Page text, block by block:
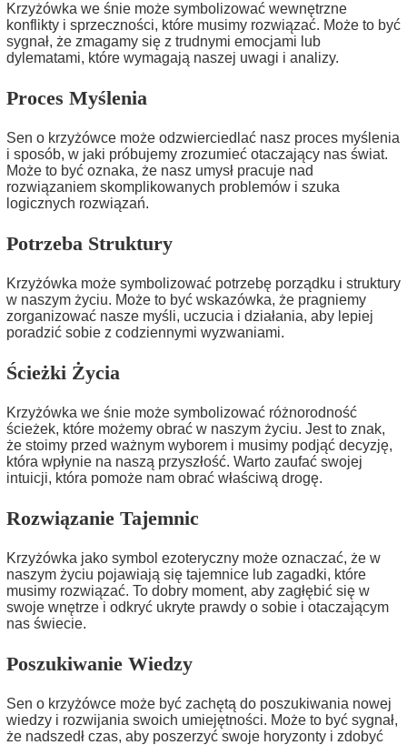
Krzyżówka we śnie może symbolizować wewnętrzne
konflikty i sprzeczności, które musimy rozwiązać. Może to być
sygnał, że zmagamy się z trudnymi emocjami lub
dylematami, które wymagają naszej uwagi i analizy.
Proces Myślenia
Sen o krzyżówce może odzwierciedlać nasz proces myślenia
i sposób, w jaki próbujemy zrozumieć otaczający nas świat.
Może to być oznaka, że nasz umysł pracuje nad
rozwiązaniem skomplikowanych problemów i szuka
logicznych rozwiązań.
Potrzeba Struktury
Krzyżówka może symbolizować potrzebę porządku i struktury
w naszym życiu. Może to być wskazówka, że pragniemy
zorganizować nasze myśli, uczucia i działania, aby lepiej
poradzić sobie z codziennymi wyzwaniami.
Ścieżki Życia
Krzyżówka we śnie może symbolizować różnorodność
ścieżek, które możemy obrać w naszym życiu. Jest to znak,
że stoimy przed ważnym wyborem i musimy podjąć decyzję,
która wpłynie na naszą przyszłość. Warto zaufać swojej
intuicji, która pomoże nam obrać właściwą drogę.
Rozwiązanie Tajemnic
Krzyżówka jako symbol ezoteryczny może oznaczać, że w
naszym życiu pojawiają się tajemnice lub zagadki, które
musimy rozwiązać. To dobry moment, aby zagłębić się w
swoje wnętrze i odkryć ukryte prawdy o sobie i otaczającym
nas świecie.
Poszukiwanie Wiedzy
Sen o krzyżówce może być zachętą do poszukiwania nowej
wiedzy i rozwijania swoich umiejętności. Może to być sygnał,
że nadszedł czas, aby poszerzyć swoje horyzonty i zdobyć